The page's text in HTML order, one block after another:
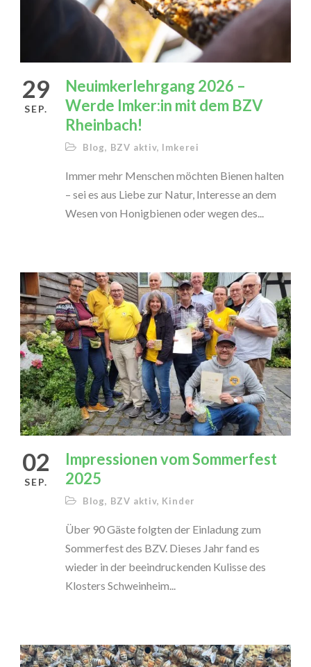
29
SEP.
Neuimkerlehrgang 2026 –
Werde Imker:in mit dem BZV
Rheinbach!
Blog, BZV aktiv, Imkerei
Immer mehr Menschen möchten Bienen halten
– sei es aus Liebe zur Natur, Interesse an dem
Wesen von Honigbienen oder wegen des...
02
SEP.
Impressionen vom Sommerfest
2025
Blog, BZV aktiv, Kinder
Über 90 Gäste folgten der Einladung zum
Sommerfest des BZV. Dieses Jahr fand es
wieder in der beeindruckenden Kulisse des
Klosters Schweinheim...